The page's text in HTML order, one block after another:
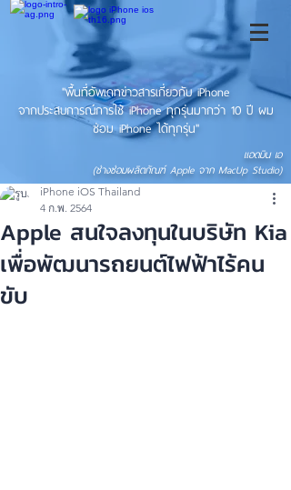
"พื้นที่อัพเดทข่าวสารเกี่ยวกับ iPhone
จากประสบการณ์การใช้ iPhone ทุกรุ่นมากว่า 10 ปี ผม
ซ่อม iPhone ได้ทุกรุ่น"
แอดมิน เอ
(ช่างซ่อมผลิตภัณฑ์ Apple จาก MacUp Studio)
Apple สนใจลงทุนในบริษัท Kia
เพื่อพัฒนารถยนต์ไฟฟ้าไร้คน
ขับ
iPhone iOS Thailand
4 ก.พ. 2564